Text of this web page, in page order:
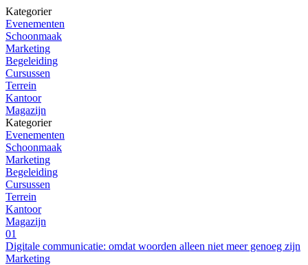
Kategorier
Evenementen
Schoonmaak
Marketing
Begeleiding
Cursussen
Terrein
Kantoor
Magazijn
Kategorier
Evenementen
Schoonmaak
Marketing
Begeleiding
Cursussen
Terrein
Kantoor
Magazijn
01
Digitale communicatie: omdat woorden alleen niet meer genoeg zijn
Marketing